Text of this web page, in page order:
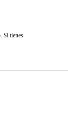
Si tienes